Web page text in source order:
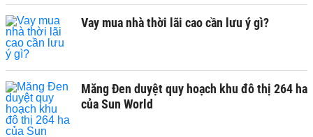
Vay mua nhà thời lãi cao cần lưu ý gì?
Măng Đen duyệt quy hoạch khu đô thị 264 ha
của Sun World